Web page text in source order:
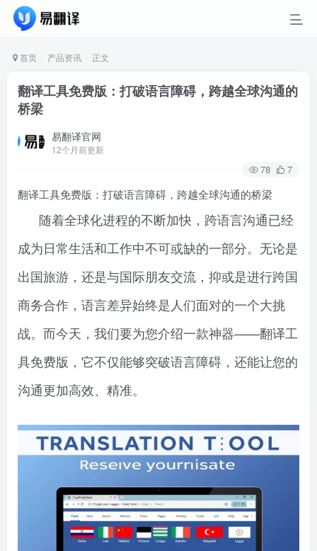
首页 产品资讯 正文
翻译工具免费版：打破语言障碍，跨越全球沟通的
桥梁
易翻译官网
12个月前更新
78 7
翻译工具免费版：打破语言障碍，跨越全球沟通的桥梁
随着全球化进程的不断加快，跨语言沟通已经
成为日常生活和工作中不可或缺的一部分。无论是
出国旅游，还是与国际朋友交流，抑或是进行跨国
商务合作，语言差异始终是人们面对的一个大挑
战。而今天，我们要为您介绍一款神器——翻译工
具免费版，它不仅能够突破语言障碍，还能让您的
沟通更加高效、精准。